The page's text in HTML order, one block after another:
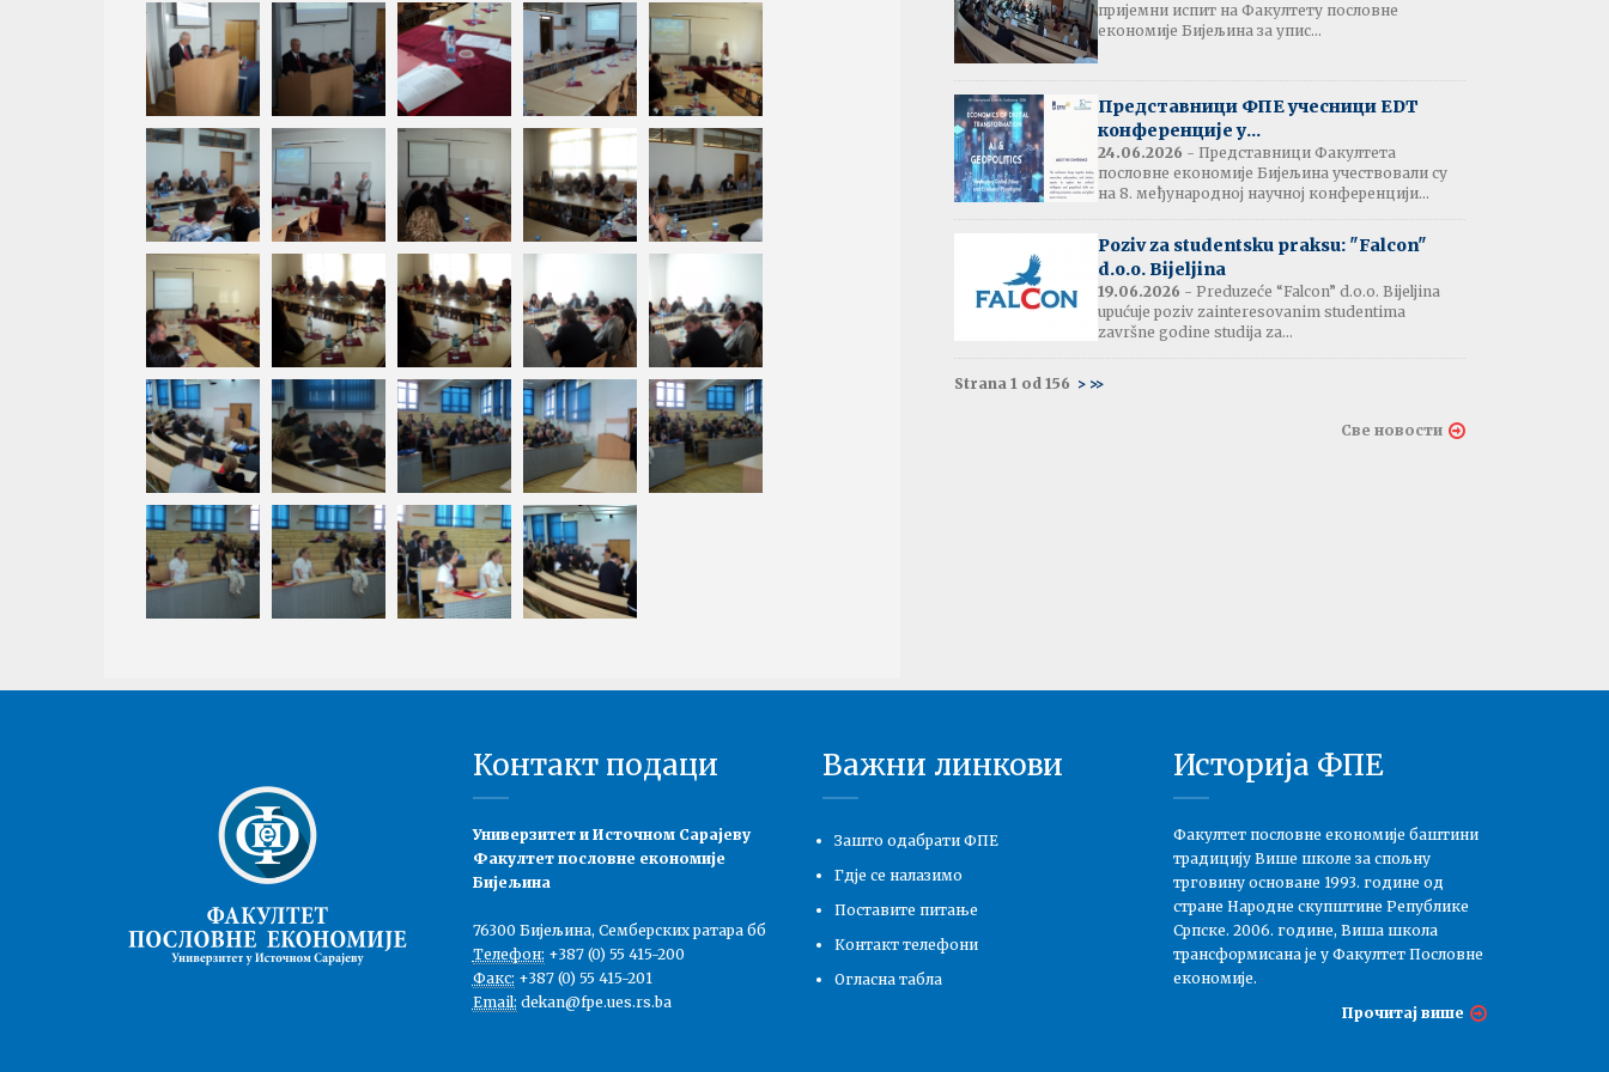
Обавјештење:
Издавање потврда
прије љетне паузе
Резултати испита:
Монетарна економија
Резултати испита и
термин усменог испита:
Енглески језик 2
Друга година - 03.07.2026
Прва година - 01.07.2026
Менаџмент
пријемни испит на Факултету пословне
економије Бијељина за упис...
Представници ФПЕ учесници EDT
конференције у...
24.06.2026 - Представници Факултета
пословне економије Бијељина учествовали су
на 8. међународној научној конференцији...
Poziv za studentsku praksu: "Falcon"
d.o.o. Bijeljina
19.06.2026 - Preduzeće “Falcon” d.o.o. Bijeljina
upućuje poziv zainteresovanim studentima
završne godine studija za...
Strana 1 od 156 > >>
Све новости
Контакт подаци
Универзитет и Источном Сарајеву
Факултет пословне економије
Бијељина
76300 Бијељина, Семберских ратара бб
Телефон: +387 (0) 55 415-200
Факс: +387 (0) 55 415-201
Email: dekan@fpe.ues.rs.ba
Важни линкови
Зашто одабрати ФПЕ
Гдје се налазимо
Поставите питање
Контакт телефони
Огласна табла
Историја ФПЕ
Факултет пословне економије баштини
традицију Више школе за спољну
трговину основане 1993. године од
стране Народне скупштине Републике
Српске. 2006. године, Виша школа
трансформисана је у Факултет Пословне
економије.
Прочитај више